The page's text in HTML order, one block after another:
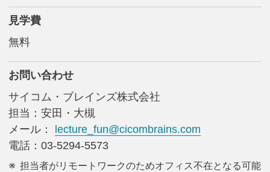
見学費
無料
お問い合わせ
サイコム・ブレインズ株式会社
担当：安田・大槻
メール：
lecture_fun@cicombrains.com
電話：03-5294-5573
担当者がリモートワークのためオフィス不在となる可能